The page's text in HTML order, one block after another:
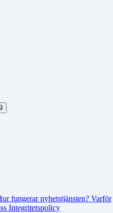
fungerar nyhetstjänsten? Varför
Integritetspolicy